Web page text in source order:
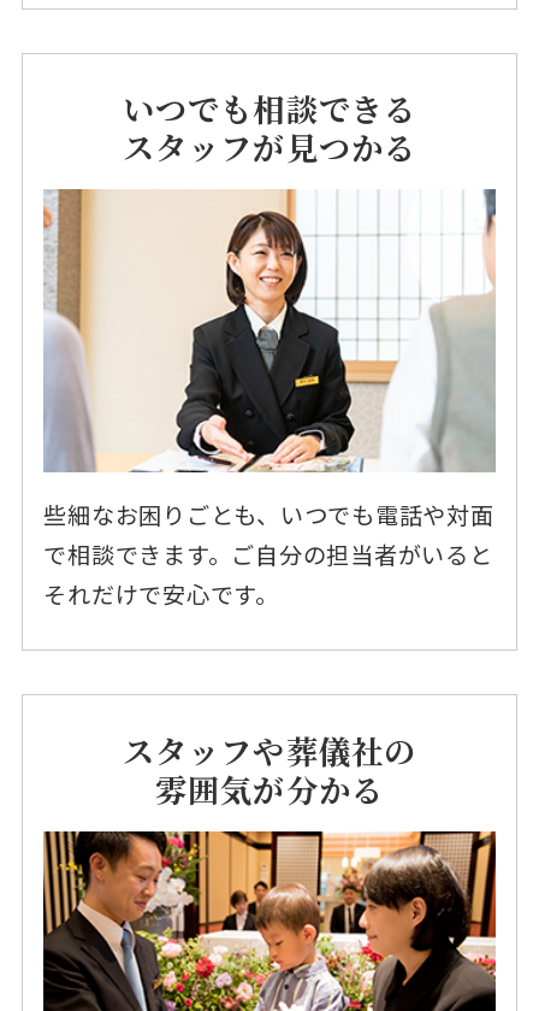
いつでも相談できる
スタッフが見つかる
些細なお困りごとも、いつでも電話や対面
で相談できます。ご自分の担当者がいると
それだけで安心です。
スタッフや葬儀社の
雰囲気が分かる